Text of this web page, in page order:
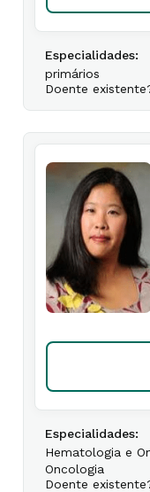
Especialidades:
primários
Doente
Especialidades:
Hematologia e
Oncologia
Doente